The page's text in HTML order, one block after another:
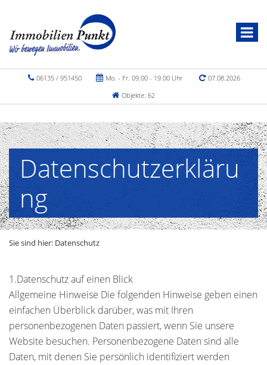
06135 / 951450 Mo. - Fr. 09.00 - 19.00 Uhr
07.08.2026
Objekte: 62
Datenschutzerkläru
ng
Sie sind hier: Datenschutz
1.Datenschutz auf einen Blick
Allgemeine Hinweise Die folgenden Hinweise geben einen
einfachen Überblick darüber, was mit Ihren
personenbezogenen Daten passiert, wenn Sie unsere
Website besuchen. Personenbezogene Daten sind alle
Daten, mit denen Sie persönlich identifiziert werden